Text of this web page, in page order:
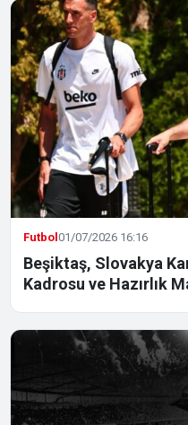
Futbol01/07/2026 16:16
Beşiktaş, Slovakya
Kadrosu ve Hazırlık